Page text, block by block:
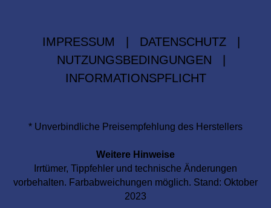
IMPRESSUM DATENSCHUTZ
NUTZUNGSBEDINGUNGEN
INFORMATIONSPFLICHT
* Unverbindliche Preisempfehlung des Herstellers
Weitere Hinweise
Irrtümer, Tippfehler und technische Änderungen
vorbehalten. Farbabweichungen möglich. Stand: Oktober
2023